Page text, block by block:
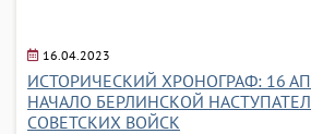
16.04.2023
ИСТОРИЧЕСКИЙ ХРОНОГРАФ: 16
НАЧАЛО БЕРЛИНСКОЙ
СОВЕТСКИХ ВОЙСК